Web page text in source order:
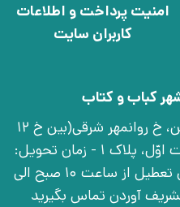
امنیت پرداخت و اطلاعات
کاربران سایت
کباب و کتاب
تهران، خ انقلاب، خ 12 فروردین، خ روانمهر شرقی(بین خ 12
فروردین و خ فخر رازی)، بن‌بست اوّل، پلاک 1 - زمان تحویل:
شنبه تا چهارشنبه به جز روزهای تعطیل از ساعت 10 صبح الی